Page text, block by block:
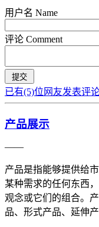
用户名 Name
评论 Comment
已有(5)位网友发表评
产品展示
——
产品是指能够提供给
某种需求的任何东西
观念或它们的组合。
品、形式产品、延伸